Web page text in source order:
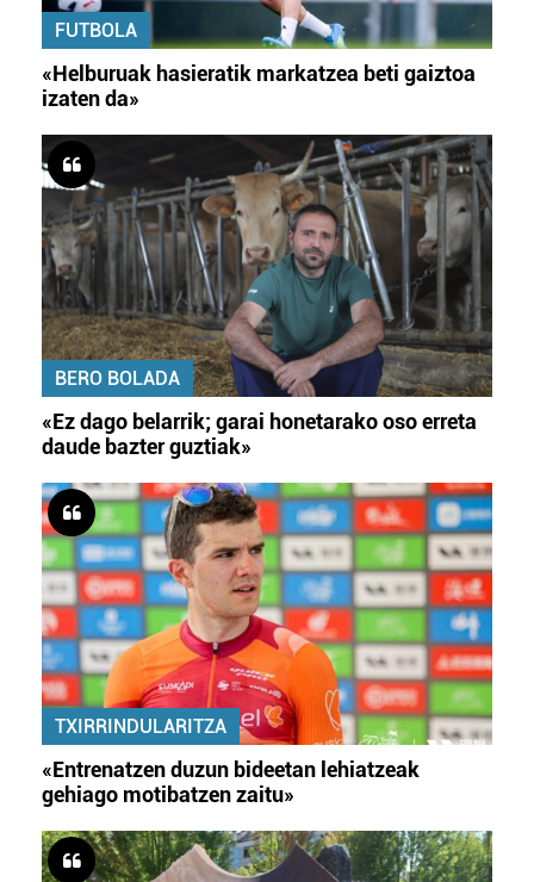
FUTBOLA
«Helburuak hasieratik markatzea beti gaiztoa
izaten da»
BERO BOLADA
«Ez dago belarrik; garai honetarako oso erreta
daude bazter guztiak»
TXIRRINDULARITZA
«Entrenatzen duzun bideetan lehiatzeak
gehiago motibatzen zaitu»